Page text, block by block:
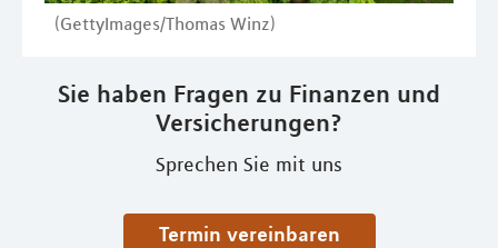
(GettyImages/Thomas Winz)
Sie haben Fragen zu Finanzen und
Versicherungen?
Sprechen Sie mit uns
Termin vereinbaren